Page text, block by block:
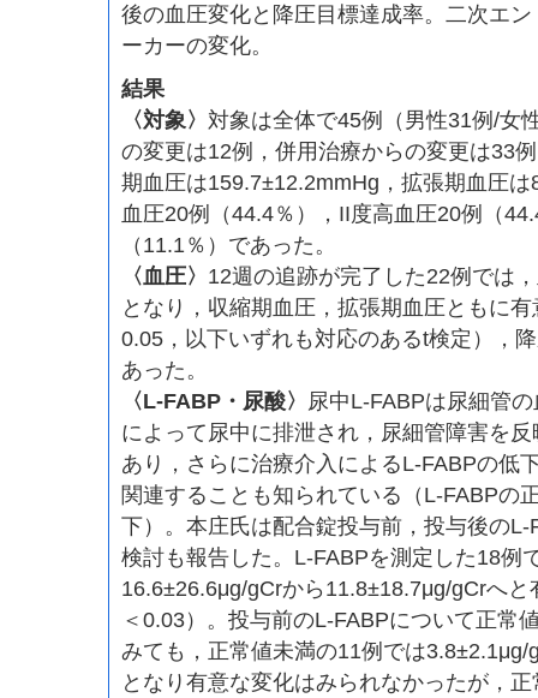
後の血圧変化と降圧目標達成率。二次エ
ーカーの変化。
結果
〈対象〉 対象は全体で45例（男性31例/女
の変更は12例，併用治療からの変更は33
期血圧は159.7±12.2mmHg，拡張期血圧
血圧20例（44.4％），II度高血圧20例（
（11.1％）であった。
〈血圧〉 12週の追跡が完了した22例では
となり，収縮期血圧，拡張期血圧ともに
0.05，以下いずれも対応のあるt検定），
あった。
〈L-FABP・尿酸〉 尿中L-FABPは尿細管
によって尿中に排泄され，尿細管障害を
あり，さらに治療介入によるL-FABPの低
関連することも知られている（L-FABPの
下）。本庄氏は配合錠投与前，投与後の
検討も報告した。L-FABPを測定した18例
16.6±26.6μg/gCrから11.8±18.7μg/gCrへ
＜0.03）。投与前のL-FABPについて正常
みても，正常値未満の11例では
となり有意な変化はみられなかったが，